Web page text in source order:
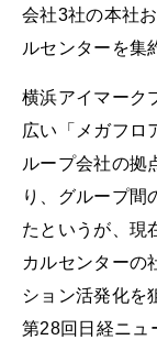
会社3社の本社
ルセンターを集
横浜アイマーク
広い「メガフロ
ループ会社の拠
り、グループ間
たというが、現
カルセンターの
ション活発化を
第28回日経ニュ